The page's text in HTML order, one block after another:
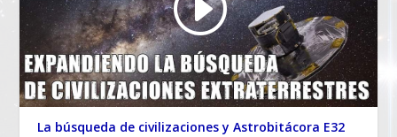
La búsqueda de civilizaciones y Astrobitácora E32